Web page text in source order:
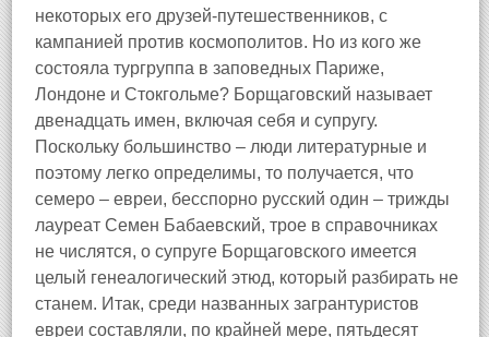
некоторых его друзей‑путешественников, с
кампанией против космополитов. Но из кого же
состояла тургруппа в заповедных Париже,
Лондоне и Стокгольме? Борщаговский называет
двенадцать имен, включая себя и супругу.
Поскольку большинство – люди литературные и
поэтому легко определимы, то получается, что
семеро – евреи, бесспорно русский один – трижды
лауреат Семен Бабаевский, трое в справочниках
не числятся, о супруге Борщаговского имеется
целый генеалогический этюд, который разбирать не
станем. Итак, среди названных загрантуристов
евреи составляли, по крайней мере, пятьдесят